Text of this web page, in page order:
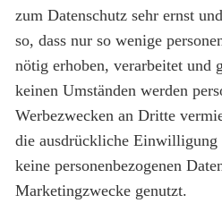
zum Datenschutz sehr ernst
so, dass nur so wenige
nötig erhoben, verarbeitet und
keinen Umständen werden
Werbezwecken an Dritte
die ausdrückliche Einwilligung
keine personenbezogenen
Marketingzwecke genutzt.